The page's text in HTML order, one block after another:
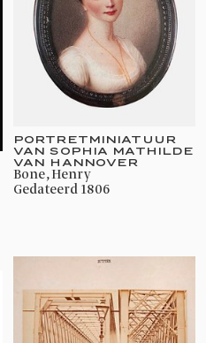
PORTRETMINIATUUR
VAN SOPHIA MATHILDE
VAN HANNOVER
Bone, Henry
gedateerd 1806